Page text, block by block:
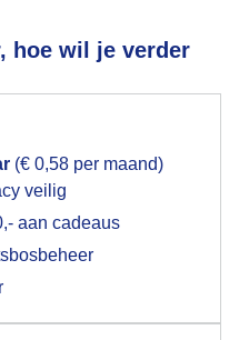
hoe wil je verder
(€ 0,58 per maand)
veilig
aan cadeaus
voor het
op hebt gegeven,
uit je browser waarin
de popup